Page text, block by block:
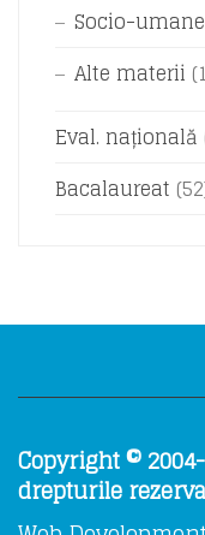
Socio-umane
Alte materii
Eval. națională
Bacalaureat
Copyright ©
drepturile